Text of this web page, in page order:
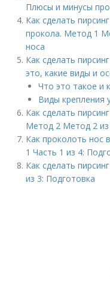
Плюсы и минусы
Как сделать
прокола. Метод 1
носа
Как сделать
это, какие виды и
Что это такое и
Виды крепления
Как сделать
Метод 2 Метод 2 из
Как проколоть нос
1 Часть 1 из 4:
Как сделать
из 3: Подготовка